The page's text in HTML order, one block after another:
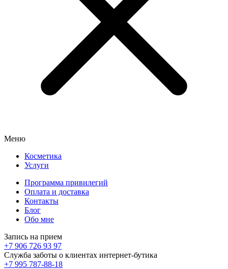
Меню
Косметика
Услуги
Программа привилегий
Оплата и доставка
Контакты
Блог
Обо мне
Запись на прием
+7 906 726 93 97
Служба заботы о клиентах интернет-бутика
+7 995 787-88-18